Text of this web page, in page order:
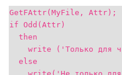
GetFAttr(MyFile, Attr);
if Odd(Attr)
then
write ('Только для
else